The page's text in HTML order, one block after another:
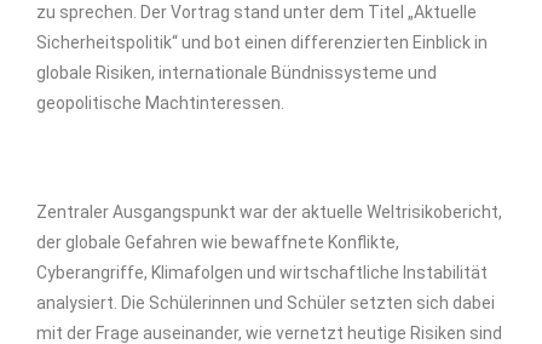
zu sprechen. Der Vortrag stand unter dem Titel „Aktuelle
Sicherheitspolitik“ und bot einen differenzierten Einblick in
globale Risiken, internationale Bündnissysteme und
geopolitische Machtinteressen.
Zentraler Ausgangspunkt war der aktuelle Weltrisikobericht,
der globale Gefahren wie bewaffnete Konflikte,
Cyberangriffe, Klimafolgen und wirtschaftliche Instabilität
analysiert. Die Schülerinnen und Schüler setzten sich dabei
mit der Frage auseinander, wie vernetzt heutige Risiken sind